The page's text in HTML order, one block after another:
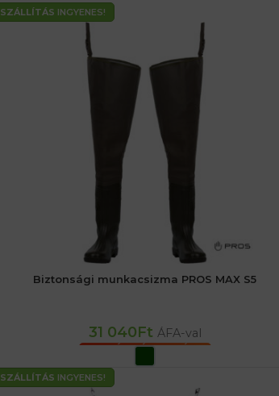
SZÁLLÍTÁS INGYENES!
Biztonsági munkacsizma PROS MAX S5
31 040Ft ÁFA-val
OPCIÓK VÁLASZTÁSA
SZÁLLÍTÁS INGYENES!